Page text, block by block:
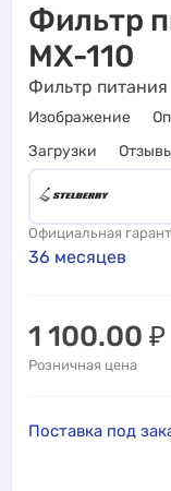
Фильтр
MX-110
Фильтр питания
Изображение
Загрузки
Официальная
36 месяцев
1 100.00 ₽
Розничная цена
Поставка под